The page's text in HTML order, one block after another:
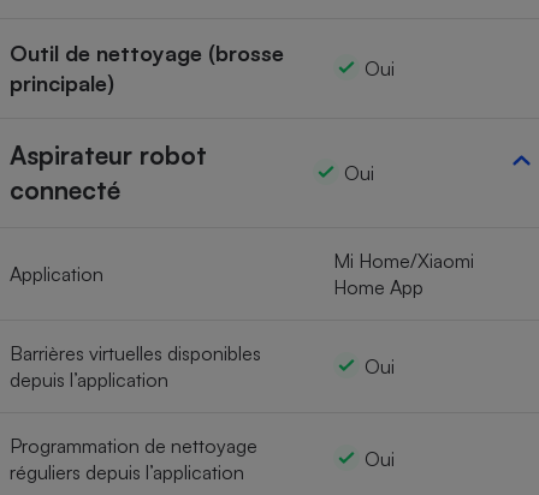
Outil de nettoyage (brosse
principale)
Oui
Aspirateur robot
connecté
Oui
Application
Mi Home/Xiaomi
Home App
Barrières virtuelles disponibles
depuis l’application
Oui
Programmation de nettoyage
réguliers depuis l’application
Oui